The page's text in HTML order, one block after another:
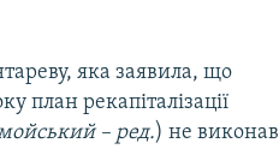
яка заявила, що
план рекапіталізації
– ред.) не виконав